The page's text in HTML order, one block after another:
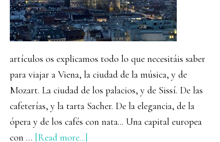
artículos os explicamos todo lo que necesitáis saber
para viajar a Viena, la ciudad de la música, y de
Mozart. La ciudad de los palacios, y de Sissí. De las
cafeterías, y la tarta Sacher. De la elegancia, de la
ópera y de los cafés con nata... Una capital europea
con … [Read more...]